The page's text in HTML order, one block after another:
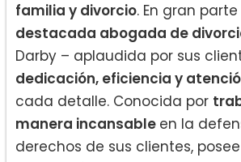
familia y divorcio. En gran
destacada abogada de
Darby – aplaudida por sus
dedicación, eficiencia y
cada detalle. Conocida por
manera incansable en la
derechos de sus clientes,